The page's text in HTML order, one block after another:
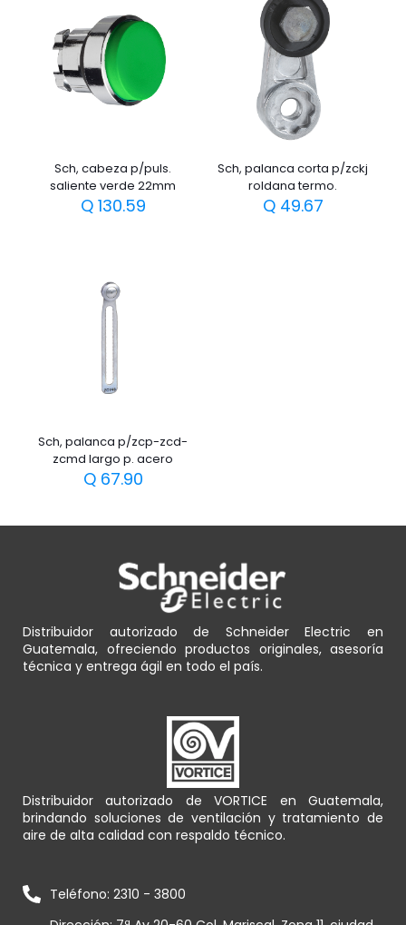
Sch, cabeza p/puls.
saliente verde 22mm
Q130.59
Sch, palanca corta p/zckj
roldana termo.
Q49.67
Sch, palanca p/zcp-zcd-
zcmd largo p. acero
Q67.90
Distribuidor autorizado de Schneider Electric en
Guatemala, ofreciendo productos originales, asesoría
técnica y entrega ágil en todo el país.
Distribuidor autorizado de VORTICE en Guatemala,
brindando soluciones de ventilación y tratamiento de
aire de alta calidad con respaldo técnico.
Teléfono: 2310 - 3800